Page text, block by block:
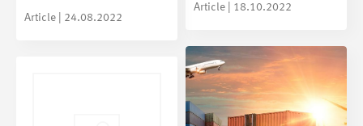
Article | 18.10.2022
Article | 24.08.2022